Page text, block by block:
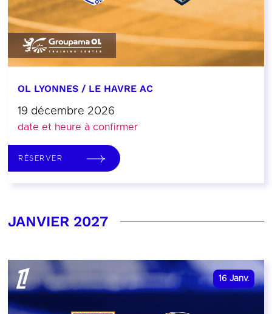
OL LYONNES / LE HAVRE AC
19 décembre 2026
date et heure à confirmer
RÉSERVER
JANVIER 2027
16 Janv.